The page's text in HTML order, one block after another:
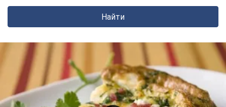
Найти